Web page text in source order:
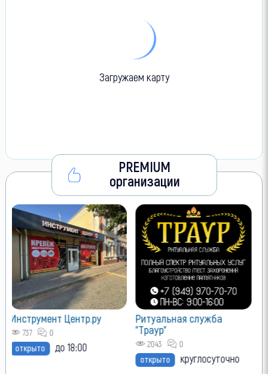
Загружаем карту
PREMIUM
организации
Инструмент Центр.ру
737
0
открыто
до 18:00
Ритуальная служба
"Траур"
2043
0
открыто
круглосуточно